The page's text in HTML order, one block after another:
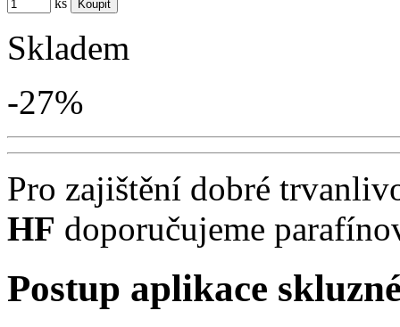
ks
Skladem
-27%
Pro zajištění dobré
HF doporučujeme
Postup aplikace